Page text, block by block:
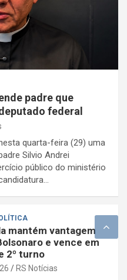
padre que
federal
quarta-feira (29) uma
Silvio Andrei
público do ministério
mantém vantagem
e vence em
2º turno
RS Notícias